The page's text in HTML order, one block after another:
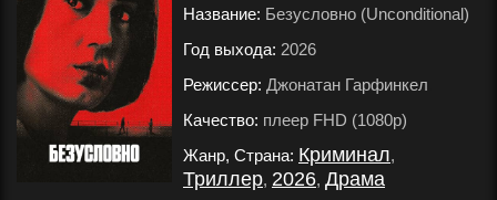
Название: Безусловно (Unconditional)
Год выхода: 2026
Режиссер: Джонатан Гарфинкел
Качество: плеер FHD (1080p)
Жанр, Страна: Криминал,
Триллер, 2026, Драма